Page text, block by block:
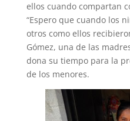
ellos cuando compartan
“Espero que cuando los
otros como ellos
Gómez, una de las
dona su tiempo para la
de los menores.